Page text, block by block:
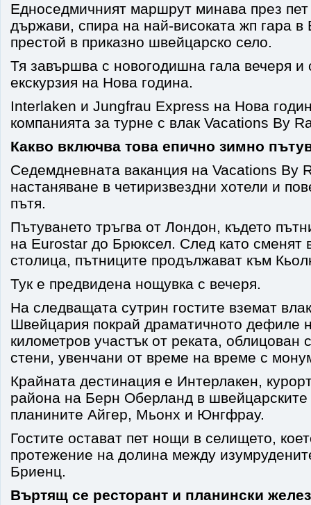
Едноседмичният маршрут минава през пет
държави, спира на най-високата жп гара в
престой в приказно швейцарско село.
Тя завършва с новогодишна гала вечеря
екскурзия на Нова година.
Interlaken и Jungfrau Express на Нова
компанията за турне с влак Vacations By
Какво включва това епично зимно
Седемдневната ваканция на Vacations By
настаняване в четиризвездни хотели и
пътя.
Пътуването тръгва от Лондон, където
на Eurostar до Брюксел. След като сменят
столица, пътниците продължават към
Тук е предвидена нощувка с вечеря.
На следващата сутрин гостите вземат
Швейцария покрай драматичното дефиле
километров участък от реката, облицован
стени, увенчани от време на време с
Крайната дестинация е Интерлакен,
района на Берн Оберланд в
планините Айгер, Мьонх и Юнгфрау.
Гостите остават пет нощи в селището,
протежение на долина между
Бриенц.
Въртящ се ресторант и планински